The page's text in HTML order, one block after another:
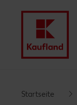
Startseite